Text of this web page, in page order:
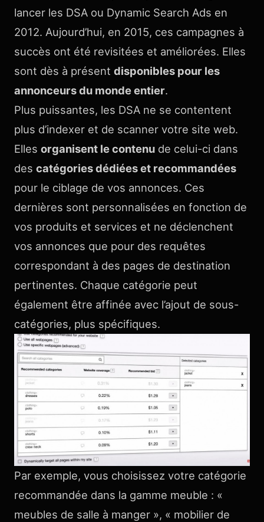
lancer les DSA ou Dynamic Search Ads en
2012. Aujourd’hui, en 2015, ces campagnes à
succès ont été revisitées et améliorées. Elles
sont dès à présent disponibles pour les
annonceurs du monde entier.
Plus puissantes, les DSA ne se contentent
plus d’indexer et de scanner votre site web.
Elles organisent le contenu de celui-ci dans
des catégories dédiées et recommandées
pour le ciblage de vos annonces. Ces
dernières sont personnalisées en fonction de
vos produits et services et ne déclenchent
vos annonces que pour des requêtes
correspondant à des pages de destination
pertinentes. Chaque catégorie peut
également être affinée avec l’ajout de sous-
catégories, plus spécifiques.
Par exemple, vous choisissez votre catégorie
recommandée dans la gamme meuble : «
meubles de salle à manger », « mobilier de